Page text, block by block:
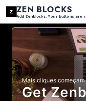
ZEN BLOCKS
Add Zenblocks. Your buttons are
Mais cliques
Get